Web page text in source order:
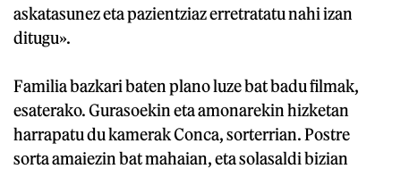
askatasunez eta pazientziaz erretratatu nahi izan
ditugu».
Familia bazkari baten plano luze bat badu filmak,
esaterako. Gurasoekin eta amonarekin hizketan
harrapatu du kamerak Conca, sorterrian. Postre
sorta amaiezin bat mahaian, eta solasaldi bizian